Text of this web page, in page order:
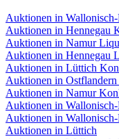
Auktionen in
Auktionen in Hennegau
Auktionen in Namur
Auktionen in Hennegau
Auktionen in Lüttich
Auktionen in
Auktionen in Namur
Auktionen in
Auktionen in
Auktionen in Lüttich